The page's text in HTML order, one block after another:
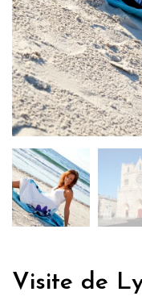
Visite de